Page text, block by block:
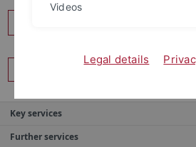
Key services
Further services
Videos
Legal details